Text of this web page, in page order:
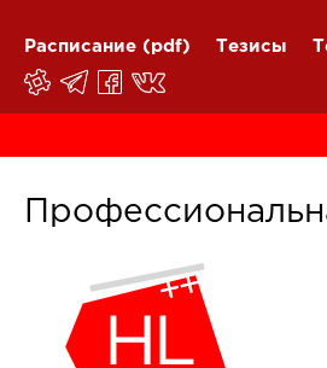
Расписание (pdf) Тезисы